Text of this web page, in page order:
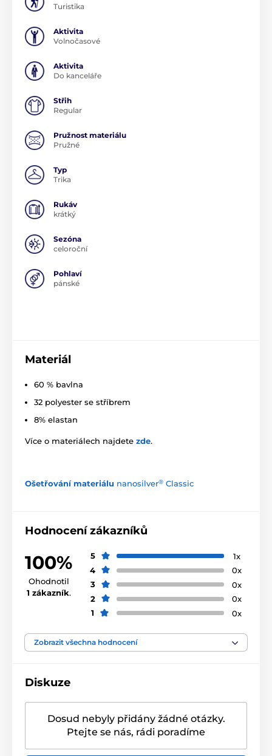
Turistika
Aktivita
Volnočasové
Aktivita
Do kanceláře
Střih
Regular
Pružnost materiálu
Pružné
Typ
Trika
Rukáv
krátký
Sezóna
celoroční
Pohlaví
pánské
Materiál
60 % bavlna
32 polyester se stříbrem
8% elastan
Více o materiálech najdete zde.
Ošetřování materiálu nanosilver® Classic
Hodnocení zákazníků
100%
Ohodnotil
1 zákazník.
5
1x
4
0x
3
0x
2
0x
1
0x
Zobrazit všechna hodnocení
Diskuze
Dosud nebyly přidány žádné otázky.
Ptejte se nás, rádi poradíme